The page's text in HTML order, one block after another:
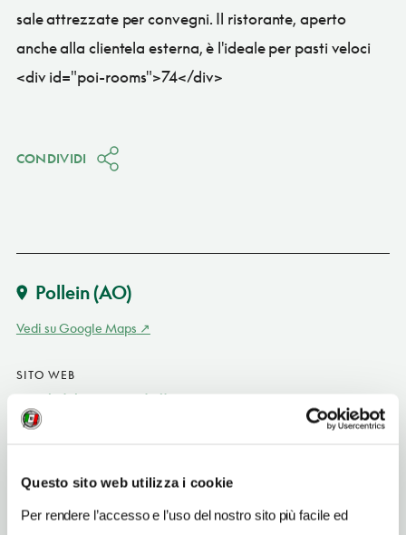
Questo sito web utilizza i cookie
Per rendere l’accesso e l’uso del nostro sito più facile ed
sale attrezzate per convegni. Il ristorante, aperto
anche alla clientela esterna, è l'ideale per pasti veloci
<div id="poi-rooms">74</div>
CONDIVIDI
Pollein(AO)
Vedi su Google Maps
SITO WEB
www.hotelexpressaosta.it
INDIRIZZO EMAIL
TELEFONO
016545723